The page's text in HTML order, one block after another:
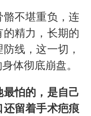
不堪重负，连
精力，长期的
线，这一切，
体彻底崩盘。
怕的，是自己
留着手术疤痕